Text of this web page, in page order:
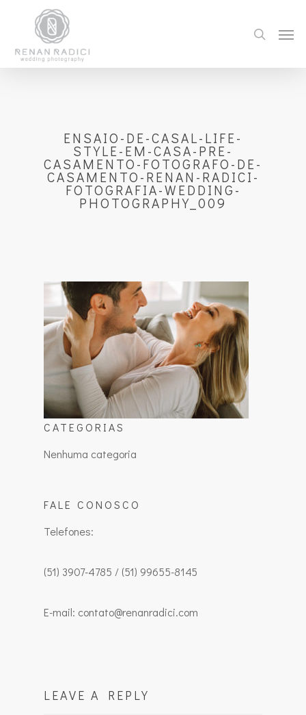
ENSAIO-DE-CASAL-LIFE-
STYLE-EM-CASA-PRE-
CASAMENTO-FOTOGRAFO-DE-
CASAMENTO-RENAN-RADICI-
FOTOGRAFIA-WEDDING-
PHOTOGRAPHY_009
CATEGORIAS
Nenhuma categoria
FALE CONOSCO
Telefones:
(51) 3907-4785 / (51) 99655-8145
E-mail: contato@renanradici.com
LEAVE A REPLY